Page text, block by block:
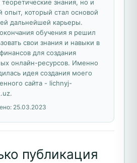
теоретические знания, но и
опыт, который стал основой
дальнейшей карьеры.
обучения я решил
свои знания и навыки в
для создания
онлайн-ресурсов. Именно
идея создания моего
сайта - lichnyj-
25.03.2023
публикация